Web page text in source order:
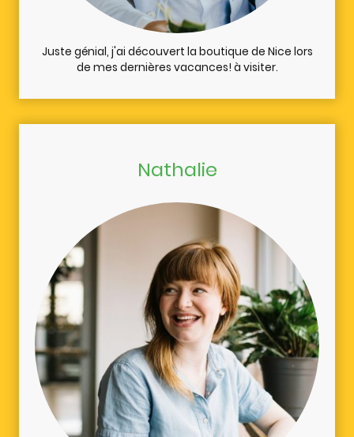
Juste génial, j'ai découvert la boutique de Nice lors
de mes dernières vacances! à visiter.
Nathalie